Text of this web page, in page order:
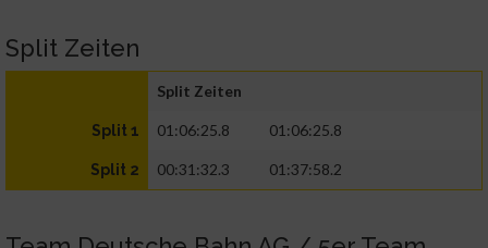
Split Zeiten
Split Zeiten
Split 1 01:06:25.8 01:06:25.8
Split 2 00:31:32.3 01:37:58.2